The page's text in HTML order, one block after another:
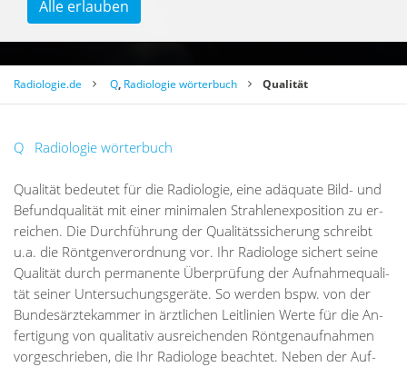
Alle erlauben
Radiologie.de Q, Radiologie wörterbuch Qualität
Q Radiologie wörterbuch
Qua­li­tät be­deu­tet für die Ra­dio­lo­gie, eine ad­äqua­te Bild- und
Be­fund­qua­li­tät mit ei­ner mi­ni­ma­len Strah­len­ex­po­si­ti­on zu er­
rei­chen. Die Durch­füh­rung der Qua­li­täts­si­che­rung schreibt
u.a. die Rönt­gen­ver­ord­nung vor. Ihr Ra­dio­lo­ge si­chert sei­ne
Qua­li­tät durch per­ma­nen­te Über­prü­fung der Auf­nah­me­qua­li­
tät sei­ner Un­ter­su­chungs­ge­rä­te. So wer­den bspw. von der
Bun­des­ärz­te­kam­mer in ärzt­li­chen Leit­li­ni­en Wer­te für die An­
fer­ti­gung von qua­li­ta­tiv aus­rei­chen­den Rönt­gen­auf­nah­men
vor­ge­schrie­ben, die Ihr Ra­dio­lo­ge be­ach­tet. Ne­ben der Auf­